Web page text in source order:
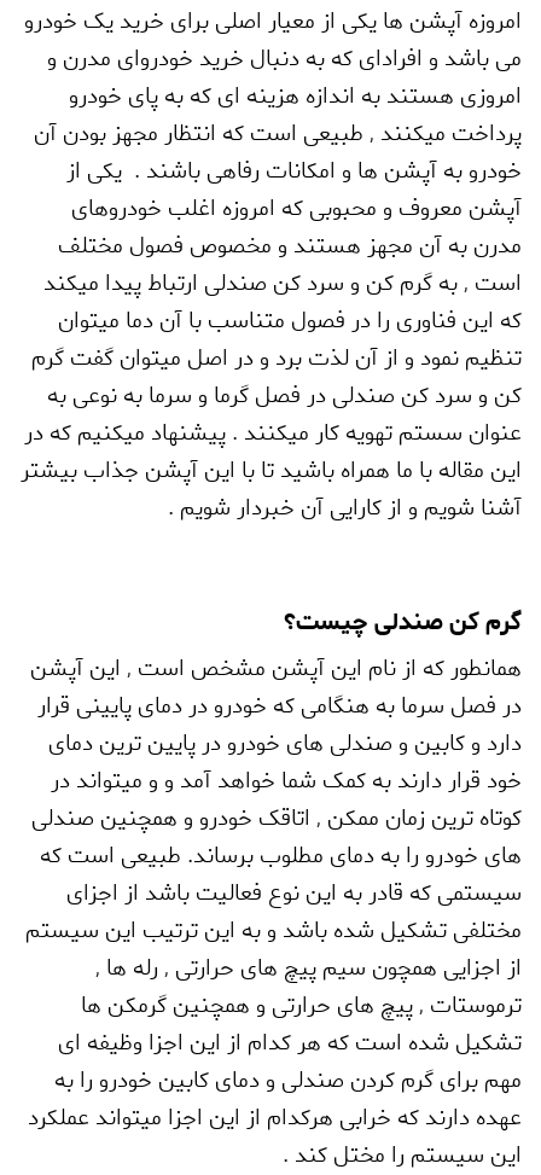
امروزه آپشن ها یکی از معیار اصلی برای خرید یک خودرو
می باشد و افرادای که به دنبال خرید خودروای مدرن و
امروزی هستند به اندازه هزینه ای که به پای خودرو
پرداخت میکنند ,طبیعی است که انتظار مجهز بودن آن
خودرو به آپشن ها و امکانات رفاهی باشند . یکی از
آپشن معروف و محبوبی که امروزه اغلب خودروهای
مدرن به آن مجهز هستند و مخصوص فصول مختلف
است ,به گرم کن و سرد کن صندلی ارتباط پیدا میکند
که این فناوری را در فصول متناسب با آن دما میتوان
تنظیم نمود و از آن لذت برد و در اصل میتوان گفت گرم
کن و سرد کن صندلی در فصل گرما و سرما به نوعی به
عنوان سستم تهویه کار میکنند . پیشنهاد میکنیم که در
این مقاله با ما همراه باشید تا با این آپشن جذاب بیشتر
آشنا شویم و از کارایی آن خبردار شویم .
گرم کن صندلی چیست؟
همانطور که از نام این آپشن مشخص است , این آپشن
در فصل سرما به هنگامی که خودرو در دمای پایینی قرار
دارد و کابین و صندلی های خودرو در پایین ترین دمای
خود قرار دارند به کمک شما خواهد آمد و و میتواند در
کوتاه ترین زمان ممکن , اتاقک خودرو و همچنین صندلی
های خودرو را به دمای مطلوب برساند. طبیعی است که
سیستمی که قادر به این نوع فعالیت باشد از اجزای
مختلفی تشکیل شده باشد و به این ترتیب این سیستم
از اجزایی همچون سیم پیچ های حرارتی ,رله ها ,
ترموستات ,پیچ های حرارتی و همچنین گرمکن ها
تشکیل شده است که هر کدام از این اجزا وظیفه ای
مهم برای گرم کردن صندلی و دمای کابین خودرو را به
عهده دارند که خرابی هرکدام از این اجزا میتواند عملکرد
این سیستم را مختل کند .